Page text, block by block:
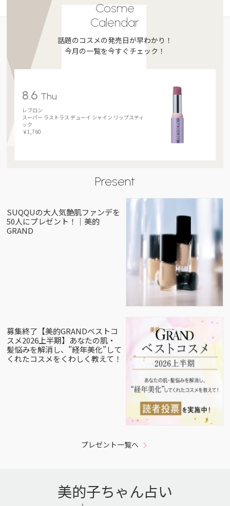
Cosme
Calendar
話題のコスメの発売日が早わかり！
今月の一覧を今すぐチェック！
8.6 Thu
レブロン
スーパー ラストラス デューイ シャイン リップスティ
ック
￥1,760
Present
SUQQUの大人気艶肌ファンデを
50人にプレゼント！｜美的
GRAND
募集終了【美的GRANDベストコ
スメ2026上半期】あなたの肌・
髪悩みを解消し、”経年美化”して
くれたコスメをくわしく教えて！
プレゼント一覧へ
美的子ちゃん占い